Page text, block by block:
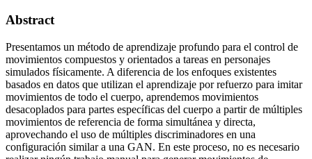
Abstract
Presentamos un método de aprendizaje profundo para el control de
movimientos compuestos y orientados a tareas en personajes
simulados físicamente. A diferencia de los enfoques existentes
basados en datos que utilizan el aprendizaje por refuerzo para imitar
movimientos de todo el cuerpo, aprendemos movimientos
desacoplados para partes específicas del cuerpo a partir de múltiples
movimientos de referencia de forma simultánea y directa,
aprovechando el uso de múltiples discriminadores en una
configuración similar a una GAN. En este proceso, no es necesario